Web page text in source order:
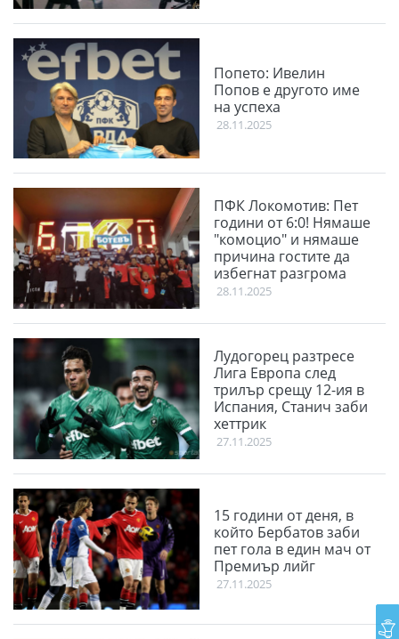
Попето: Ивелин
Попов е другото име
на успеха
28.11.2025
ПФК Локомотив: Пет
години от 6:0! Нямаше
"комоцио" и нямаше
причина гостите да
избегнат разгрома
28.11.2025
Лудогорец разтресе
Лига Европа след
трилър срещу 12-ия в
Испания, Станич заби
хеттрик
27.11.2025
15 години от деня, в
който Бербатов заби
пет гола в един мач от
Премиър лийг
27.11.2025